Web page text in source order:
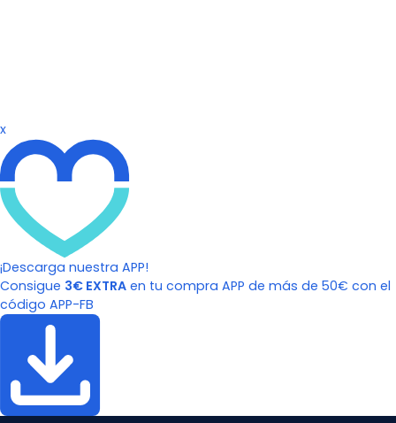
x
¡Descarga nuestra APP!
Consigue 3€ EXTRA en tu compra APP de más de 50€ con el
código APP-FB